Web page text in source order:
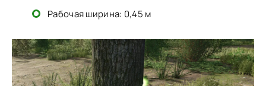
Рабочая ширина: 0,45 м